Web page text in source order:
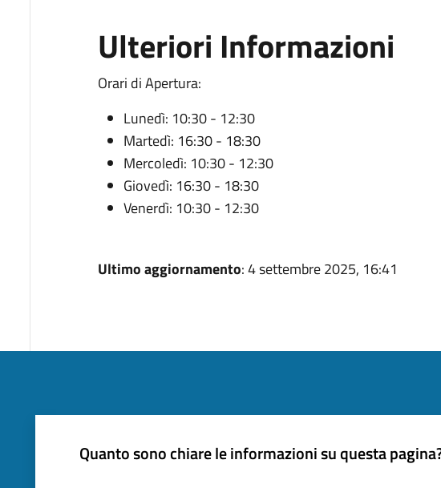
Ulteriori Informazioni
Orari di Apertura:
Lunedì: 10:30 - 12:30
Martedì: 16:30 - 18:30
Mercoledì: 10:30 - 12:30
Giovedì: 16:30 - 18:30
Venerdì: 10:30 - 12:30
Ultimo aggiornamento: 4 settembre 2025, 16:41
Quanto sono chiare le informazioni su questa